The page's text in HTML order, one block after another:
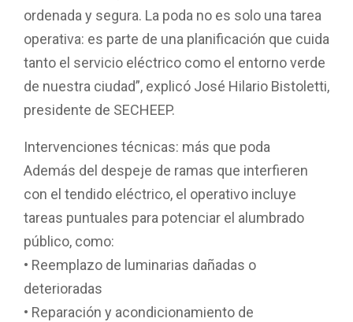
ordenada y segura. La poda no es solo una tarea
operativa: es parte de una planificación que cuida
tanto el servicio eléctrico como el entorno verde
de nuestra ciudad”, explicó José Hilario Bistoletti,
presidente de SECHEEP.
Intervenciones técnicas: más que poda
Además del despeje de ramas que interfieren
con el tendido eléctrico, el operativo incluye
tareas puntuales para potenciar el alumbrado
público, como:
• Reemplazo de luminarias dañadas o
deterioradas
• Reparación y acondicionamiento de